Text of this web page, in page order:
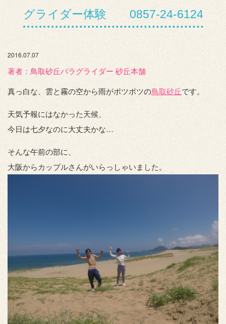
グライダー体験 0857-24-6124
2016.07.07
著者：️鳥取砂丘パラグライダー 砂丘本舗
真っ白な、雲と霧の空から雨がポツポツの鳥取砂丘です。
天気予報にはなかった天候、
今日は七夕なのに大丈夫かな…
そんな午前の部に、
大阪からカップルさんがいらっしゃいました。